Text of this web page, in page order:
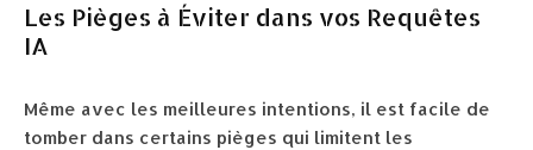
Les Pièges à Éviter dans vos Requêtes
IA
Même avec les meilleures intentions, il est facile de
tomber dans certains pièges qui limitent les